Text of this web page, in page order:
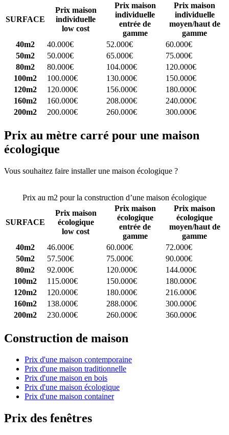
SURFACE
Prix maison
individuelle
low cost
Prix maison
individuelle
entrée de
gamme
Prix maison
individuelle
moyen/haut de
gamme
40m2
40.000€ 52.000€
60.000€
50m2
50.000€ 65.000€
75.000€
80m2
80.000€ 104.000€
120.000€
100m2
100.000€ 130.000€
150.000€
120m2
120.000€ 156.000€
180.000€
160m2
160.000€ 208.000€
240.000€
200m2
200.000€ 260.000€ 300.000€
Prix au mètre carré pour une maison
écologique
Vous souhaitez faire installer une maison écologique ?
Prix au m2 pour la construction d’une maison écologique
SURFACE
Prix maison
écologique
low cost
Prix maison
écologique
entrée de
gamme
Prix maison
écologique
moyen/haut de
gamme
40m2
46.000€ 60.000€
72.000€
50m2
57.500€ 75.000€
90.000€
80m2
92.000€ 120.000€
144.000€
100m2
115.000€ 150.000€
180.000€
120m2
120.000€ 180.000€
216.000€
160m2
138.000€ 288.000€
300.000€
200m2
230.000€ 260.000€ 360.000€
Construction de maison
Prix d'une maison contemporaine
Prix d'une maison traditionnelle
Prix d'une maison en bois
Prix d'une maison écologique
Prix d'une maison container
Prix des fenêtres